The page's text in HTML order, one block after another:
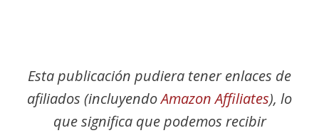
Esta publicación pudiera tener enlaces de
afiliados (incluyendoAmazon Affiliates), lo
que significa que podemos recibir